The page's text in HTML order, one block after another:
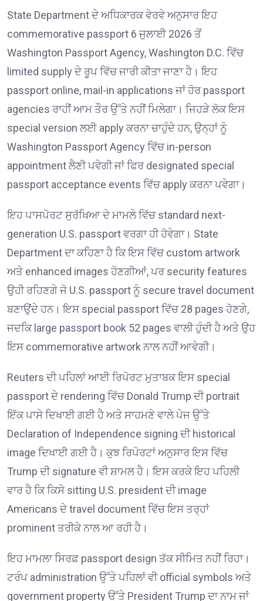
State Department ਦੇ ਅਧਿਕਾਰਕ ਵੇਰਵੇ ਅਨੁਸਾਰ ਇਹ
commemorative passport 6 ਜੁਲਾਈ 2026 ਤੋਂ
Washington Passport Agency, Washington D.C. ਵਿੱਚ
limited supply ਦੇ ਰੂਪ ਵਿੱਚ ਜਾਰੀ ਕੀਤਾ ਜਾਣਾ ਹੈ। ਇਹ
passport online, mail-in applications ਜਾਂ ਹੋਰ passport
agencies ਰਾਹੀਂ ਆਮ ਤੌਰ ਉੱਤੇ ਨਹੀਂ ਮਿਲੇਗਾ। ਜਿਹੜੇ ਲੋਕ ਇਸ
special version ਲਈ apply ਕਰਨਾ ਚਾਹੁੰਦੇ ਹਨ, ਉਨ੍ਹਾਂ ਨੂੰ
Washington Passport Agency ਵਿੱਚ in-person
appointment ਲੈਣੀ ਪਵੇਗੀ ਜਾਂ ਫਿਰ designated special
passport acceptance events ਵਿੱਚ apply ਕਰਨਾ ਪਵੇਗਾ।
ਇਹ ਪਾਸਪੋਰਟ ਸੁਰੱਖਿਆ ਦੇ ਮਾਮਲੇ ਵਿੱਚ standard next-
generation U.S. passport ਵਰਗਾ ਹੀ ਹੋਵੇਗਾ। State
Department ਦਾ ਕਹਿਣਾ ਹੈ ਕਿ ਇਸ ਵਿੱਚ custom artwork
ਅਤੇ enhanced images ਹੋਣਗੀਆਂ, ਪਰ security features
ਉਹੀ ਰਹਿਣਗੇ ਜੋ U.S. passport ਨੂੰ secure travel document
ਬਣਾਉਂਦੇ ਹਨ। ਇਸ special passport ਵਿੱਚ 28 pages ਹੋਣਗੇ,
ਜਦਕਿ large passport book 52 pages ਵਾਲੀ ਹੁੰਦੀ ਹੈ ਅਤੇ ਉਹ
ਇਸ commemorative artwork ਨਾਲ ਨਹੀਂ ਆਵੇਗੀ।
Reuters ਦੀ ਪਹਿਲਾਂ ਆਈ ਰਿਪੋਰਟ ਮੁਤਾਬਕ ਇਸ special
passport ਦੇ rendering ਵਿੱਚ Donald Trump ਦੀ portrait
ਇੱਕ ਪਾਸੇ ਦਿਖਾਈ ਗਈ ਹੈ ਅਤੇ ਸਾਹਮਣੇ ਵਾਲੇ ਪੇਜ ਉੱਤੇ
Declaration of Independence signing ਦੀ historical
image ਦਿਖਾਈ ਗਈ ਹੈ। ਕੁਝ ਰਿਪੋਰਟਾਂ ਅਨੁਸਾਰ ਇਸ ਵਿੱਚ
Trump ਦੀ signature ਵੀ ਸ਼ਾਮਲ ਹੈ। ਇਸ ਕਰਕੇ ਇਹ ਪਹਿਲੀ
ਵਾਰ ਹੈ ਕਿ ਕਿਸੇ sitting U.S. president ਦੀ image
Americans ਦੇ travel document ਵਿੱਚ ਇਸ ਤਰ੍ਹਾਂ
prominent ਤਰੀਕੇ ਨਾਲ ਆ ਰਹੀ ਹੈ।
ਇਹ ਮਾਮਲਾ ਸਿਰਫ਼ passport design ਤੱਕ ਸੀਮਿਤ ਨਹੀਂ ਰਿਹਾ।
ਟਰੰਪ administration ਉੱਤੇ ਪਹਿਲਾਂ ਵੀ official symbols ਅਤੇ
government property ਉੱਤੇ President Trump ਦਾ ਨਾਮ ਜਾਂ